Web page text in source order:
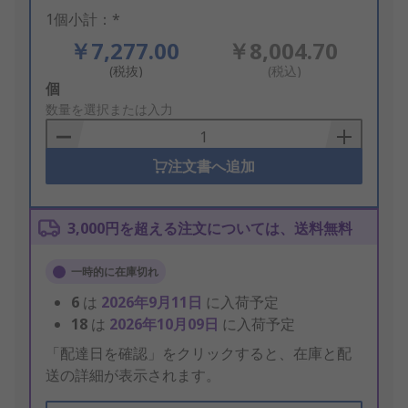
1個小計：*
￥7,277.00
(税抜)
￥8,004.70
(税込)
Add
to
Basket
個
数量を選択または入力
注文書へ追加
3,000円を超える注文については、送料無料
一時的に在庫切れ
6 は 2026年9月11日 に入荷予定
18 は 2026年10月09日 に入荷予定
「配達日を確認」をクリックすると、在庫と配
送の詳細が表示されます。